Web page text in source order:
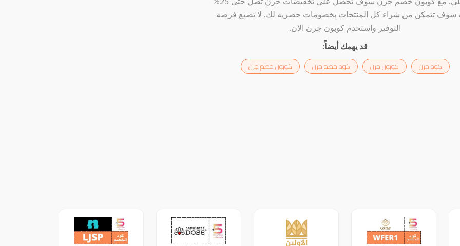
سوف تتمكن من شراء كل المنتجات بخصومات حصريه لك. لا تضيع فرصه
التوفير واستخدم كوبون جرن الان.
قد يهمك أيضاً:
كود جرن كوبون جرن كود خصم جرن كوبون خصم جرن